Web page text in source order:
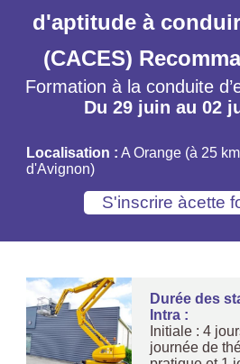
d'aptitude à
(CACES)
Formation à la conduite
Du 29 juin au 02
Localisation : A Orange (à 25 km
d'Avignon)
Durée des
Intra :
Initiale : 4
journée de